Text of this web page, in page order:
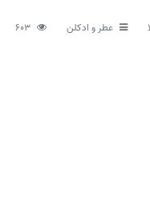
عطر و ادکلن 603